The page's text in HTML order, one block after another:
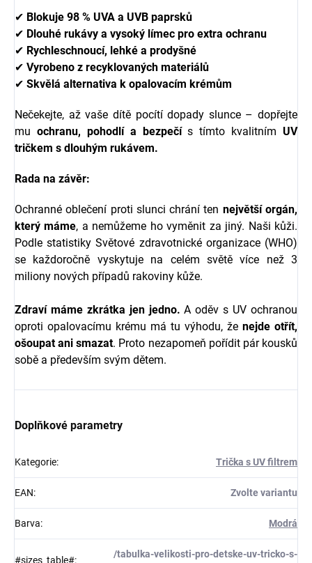
✔ Blokuje 98 % UVA a UVB paprsků
✔ Dlouhé rukávy a vysoký límec pro extra ochranu
✔ Rychleschnoucí, lehké a prodyšné
✔ Vyrobeno z recyklovaných materiálů
✔ Skvělá alternativa k opalovacím krémům
Nečekejte, až vaše dítě pocítí dopady slunce – dopřejte
mu ochranu, pohodlí a bezpečís tímto kvalitním UV
tričkem s dlouhým rukávem.
Rada na závěr:
Ochranné oblečení proti slunci chrání ten největší orgán,
který máme, a nemůžeme ho vyměnit za jiný. Naši kůži.
Podle statistiky Světové zdravotnické organizace (WHO)
se každoročně vyskytuje na celém světě více než 3
miliony nových případů rakoviny kůže.
Zdraví máme zkrátka jen jedno. A oděv s UV ochranou
oproti opalovacímu krému má tu výhodu, že nejde otřít,
ošoupat ani smazat. Proto nezapomeň pořídit pár kousků
sobě a především svým dětem.
Doplňkové parametry
Kategorie: Trička s UV filtrem
EAN: Zvolte variantu
Barva: Modrá
#sizes_table#:
/tabulka-velikosti-pro-detske-uv-tricko-s-